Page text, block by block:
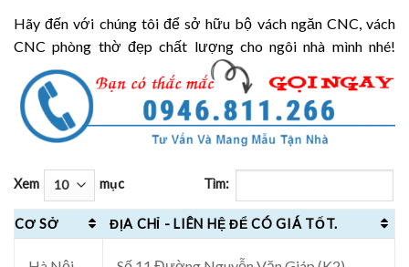
Hãy đến với chúng tôi để sở hữu bộ vách ngăn CNC, vách
CNC phòng thờ đẹp chất lượng cho ngôi nhà mình nhé!
Xem mục Tìm:
CƠ SỞ ĐỊA CHỈ - LIÊN HỆ ĐỂ CÓ GIÁ TỐT.